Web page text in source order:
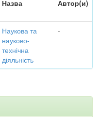
Назва Автор(и)
Наукова та
науково-
технічна
діяльність
-